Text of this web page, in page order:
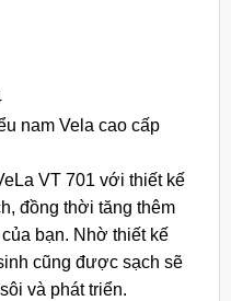
nam Vela cao cấp
VT 701 với thiết kế
đồng thời tăng thêm
bạn. Nhờ thiết kế
cũng được sạch sẽ
và phát triển.